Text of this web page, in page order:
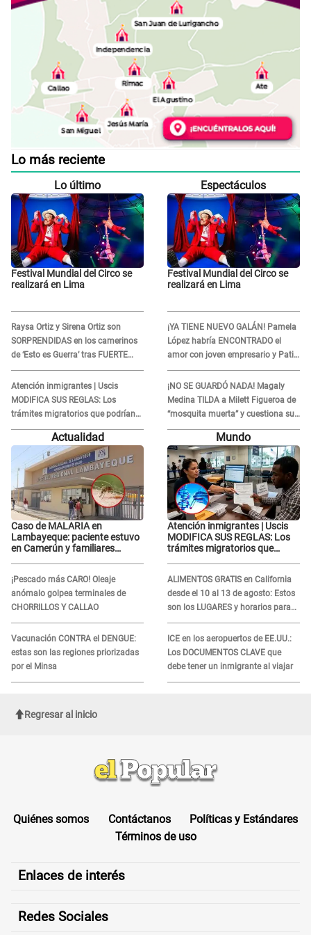
Lo más reciente
Lo último
Festival Mundial del Circo se
realizará en Lima
Raysa Ortiz y Sirena Ortiz son
SORPRENDIDAS en los camerinos
de ‘Esto es Guerra’ tras FUERTE
ENFRENTAMIENTO con Gabriel
Moisés: “Gracias”
Atención inmigrantes | Uscis
MODIFICA SUS REGLAS: Los
trámites migratorios que podrían
necesitar tu prueba de ADN
Espectáculos
Festival Mundial del Circo se
realizará en Lima
¡YA TIENE NUEVO GALÁN! Pamela
López habría ENCONTRADO el
amor con joven empresario y Pati
Lorena la ECHA en VIVO
¡NO SE GUARDÓ NADA! Magaly
Medina TILDA a Milett Figueroa de
“mosquita muerta” y cuestiona su
RECONCILIACIÓN con Marcelo
Tinelli en TV argentina
Actualidad
Caso de MALARIA en
Lambayeque: paciente estuvo
en Camerún y familiares
¡Pescado más CARO! Oleaje
anómalo golpea terminales de
CHORRILLOS Y CALLAO
Vacunación CONTRA el DENGUE:
estas son las regiones priorizadas
por el Minsa
Mundo
Atención inmigrantes | Uscis
MODIFICA SUS REGLAS: Los
trámites migratorios que
ALIMENTOS GRATIS en California
desde el 10 al 13 de agosto: Estos
son los LUGARES y horarios para
recibir la ayuda
ICE en los aeropuertos de EE.UU.:
Los DOCUMENTOS CLAVE que
debe tener un inmigrante al viajar
Regresar al inicio
Quiénes somos Contáctanos
Políticas y Estándares
Términos de uso
Enlaces de interés
Redes Sociales